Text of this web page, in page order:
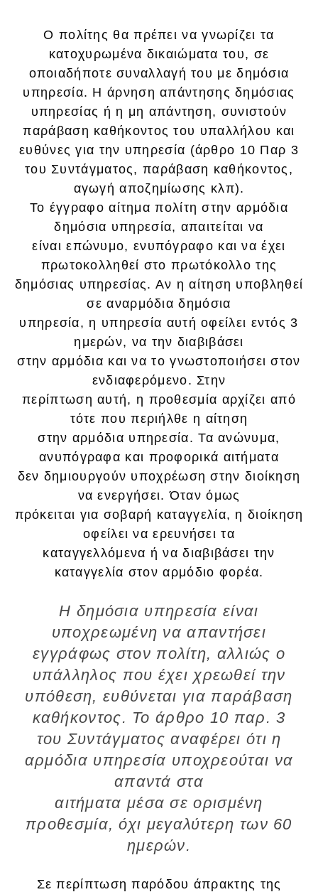
Ο πολίτης θα πρέπει να γνωρίζει τα
κατοχυρωμένα δικαιώματα του, σε
οποιαδήποτε συναλλαγή του με δημόσια
υπηρεσία. Η άρνηση απάντησης δημόσιας
υπηρεσίας ή η μη απάντηση, συνιστούν
παράβαση καθήκοντος του υπαλλήλου και
ευθύνες για την υπηρεσία (άρθρο 10 Παρ 3
του Συντάγματος, παράβαση καθήκοντος,
αγωγή αποζημίωσης κλπ).
Το έγγραφο αίτημα πολίτη στην αρμόδια
δημόσια υπηρεσία, απαιτείται να
είναι επώνυμο, ενυπόγραφο και να έχει
πρωτοκολληθεί στο πρωτόκολλο της
δημόσιας υπηρεσίας. Αν η αίτηση υποβληθεί
σε αναρμόδια δημόσια
υπηρεσία, η υπηρεσία αυτή οφείλει εντός 3
ημερών, να την διαβιβάσει
στην αρμόδια και να το γνωστοποιήσει στον
ενδιαφερόμενο. Στην
περίπτωση αυτή, η προθεσμία αρχίζει από
τότε που περιήλθε η αίτηση
στην αρμόδια υπηρεσία. Τα ανώνυμα,
ανυπόγραφα και προφορικά αιτήματα
δεν δημιουργούν υποχρέωση στην διοίκηση
να ενεργήσει. Όταν όμως
πρόκειται για σοβαρή καταγγελία, η διοίκηση
οφείλει να ερευνήσει τα
καταγγελλόμενα ή να διαβιβάσει την
καταγγελία στον αρμόδιο φορέα.
Η δημόσια υπηρεσία είναι
υποχρεωμένη να απαντήσει
εγγράφως στον πολίτη, αλλιώς ο
υπάλληλος που έχει χρεωθεί την
υπόθεση, ευθύνεται για παράβαση
καθήκοντος. Το άρθρο 10 παρ. 3
του Συντάγματος αναφέρει ότι η
αρμόδια υπηρεσία υποχρεούται να
απαντά στα
αιτήματα μέσα σε ορισμένη
προθεσμία, όχι μεγαλύτερη των 60
ημερών.
Σε περίπτωση παρόδου άπρακτης της